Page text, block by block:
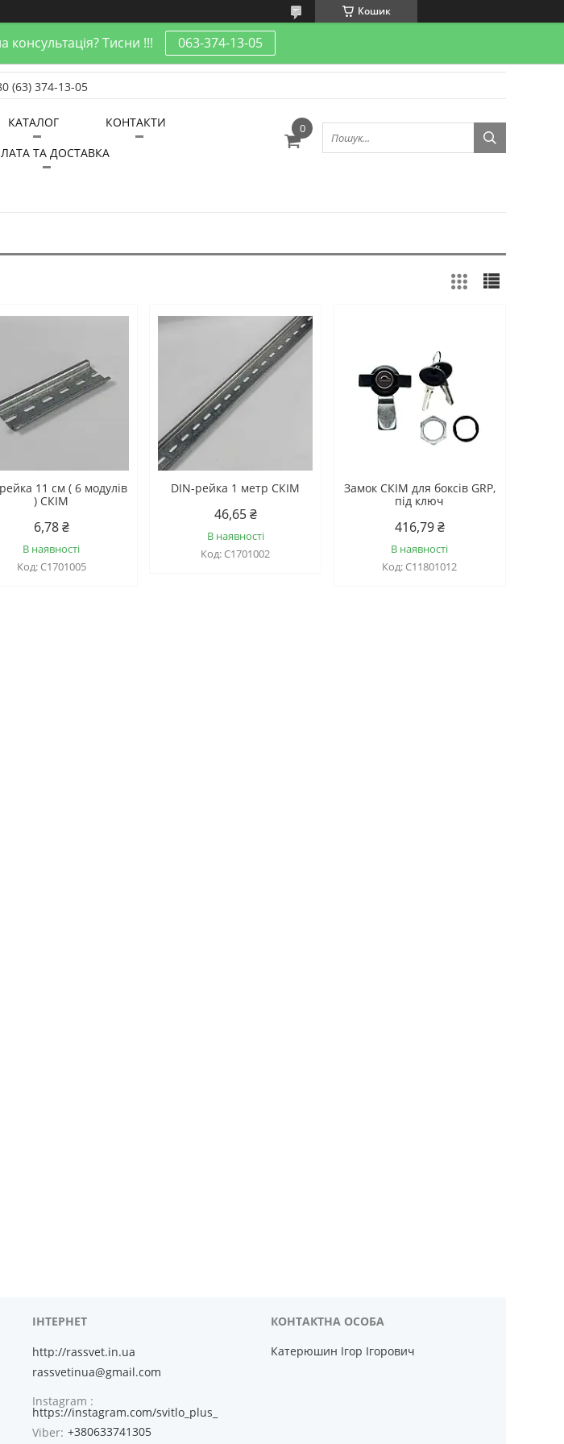
Кошик
Тисни !!! 063-374-13-05
(63) 374-13-05
КАТАЛОГ
КОНТАКТИ
ТА ДОСТАВКА
11 см ( 6 модулів
) СКІМ
6,78 ₴
В наявності
С1701005
DIN-рейка 1 метр СКІМ
46,65 ₴
В наявності
С1701002
Замок СКІМ для боксів GRP,
під ключ
416,79 ₴
В наявності
С11801012
http://rassvet.in.ua
rassvetinua@gmail.com
Instagram
https://instagram.com/svitlo_plus_
Viber +380633741305
Катерюшин Ігор Ігорович